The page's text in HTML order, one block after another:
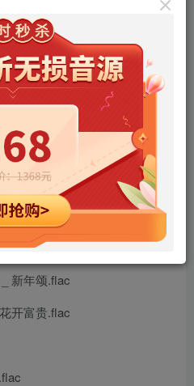
99
永久会员
购买
建议登陆后购买，可保存购买订单
时景 _ 恭喜大家新年好.flac
喜.flac
新年颂.flac
开富贵.flac